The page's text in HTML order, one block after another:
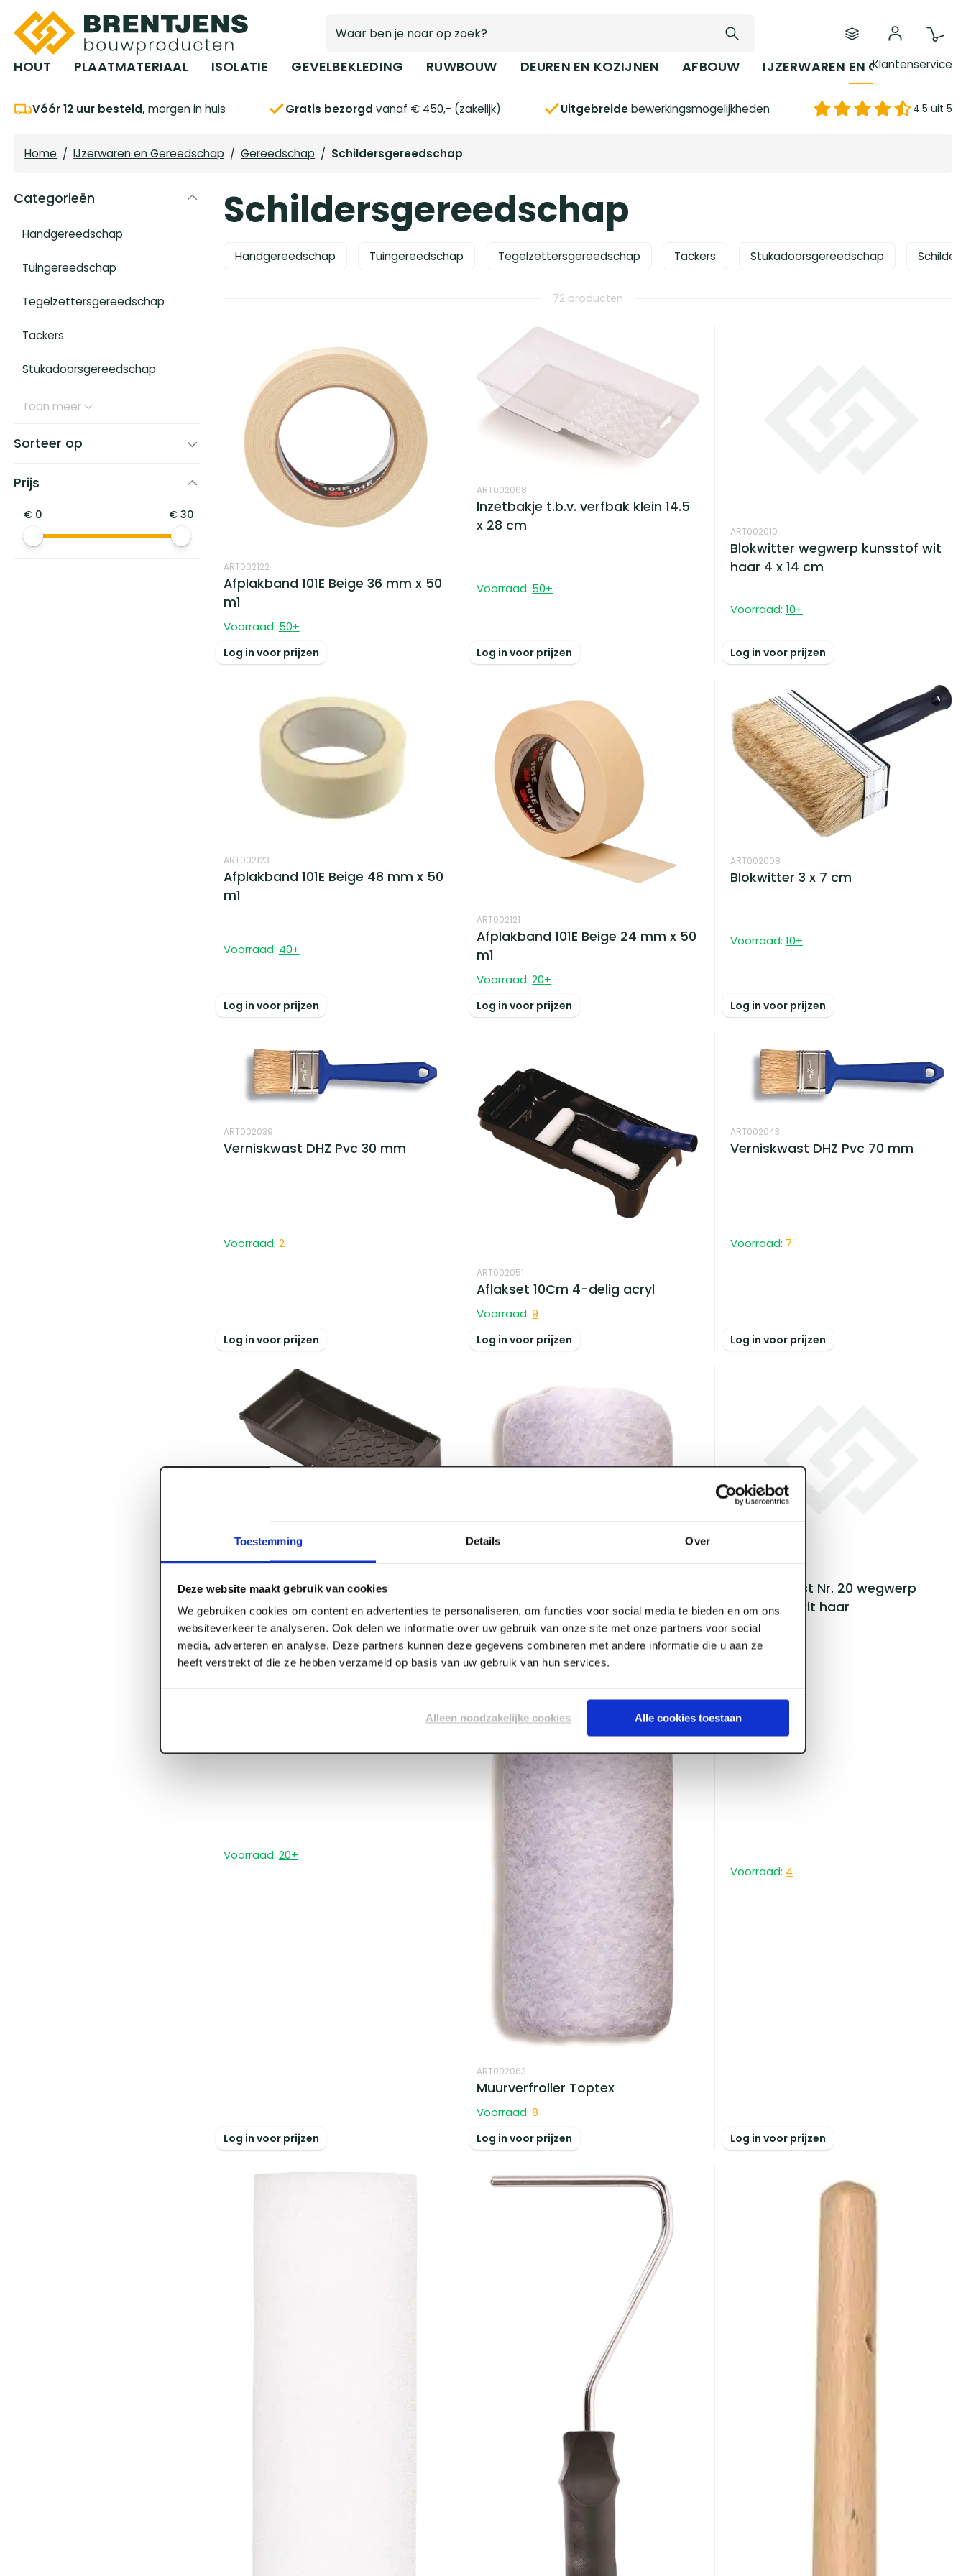
Toestemming Details Over
Deze website maakt gebruik van cookies
We gebruiken cookies om content en advertenties te personaliseren, om functies voor social media te bieden en om ons
websiteverkeer te analyseren. Ook delen we informatie over uw gebruik van onze site met onze partners voor social
media, adverteren en analyse. Deze partners kunnen deze gegevens combineren met andere informatie die u aan ze
heeft verstrekt of die ze hebben verzameld op basis van uw gebruik van hun services.
Alleen noodzakelijke cookies Alle cookies toestaan
Ga naar hoofdinhoud
HOUT PLAATMATERIAAL ISOLATIE GEVELBEKLEDING RUWBOUW DEUREN EN KOZIJNEN AFBOUW IJZERWAREN EN GEREEDSCHAP
Klantenservice
Vóór 12 uur besteld,morgen in huis Gratis bezorgd vanaf € 450,- (zakelijk) Uitgebreidebewerkingsmogelijkheden 4.5 uit 5
Home / IJzerwaren en Gereedschap / Gereedschap / Schildersgereedschap
Schildersgereedschap
Handgereedschap Tuingereedschap Tegelzettersgereedschap Tackers Stukadoorsgereedschap
72 producten
ART002122
Afplakband 101E Beige 36 mm x 50
m1
Voorraad: 50+
Log in voor prijzen
ART002068
Inzetbakje t.b.v. verfbak klein 14.5
x 28 cm
Voorraad: 50+
Log in voor prijzen
ART002010
Blokwitter wegwerp kunsstof wit
haar 4 x 14 cm
Voorraad: 10+
Log in voor prijzen
ART002123
Afplakband 101E Beige 48 mm x 50
m1
Voorraad: 40+
Log in voor prijzen
ART002121
Afplakband 101E Beige 24 mm x 50
m1
Voorraad: 20+
Log in voor prijzen
ART002008
Blokwitter 3 x 7 cm
Voorraad: 10+
Log in voor prijzen
ART002039
Verniskwast DHZ Pvc 30 mm
Voorraad: 2
Log in voor prijzen
ART002051
Aflakset 10Cm 4-delig acryl
Voorraad: 9
Log in voor prijzen
ART002043
Verniskwast DHZ Pvc 70 mm
Voorraad: 7
Log in voor prijzen
Voorraad: 20+
Log in voor prijzen
ART002063
Muurverfroller Toptex
Voorraad: 8
Log in voor prijzen
Patentkwast Nr. 20 wegwerp
kunststof wit haar
Voorraad: 4
Log in voor prijzen
Categorieën
Handgereedschap
Tuingereedschap
Tegelzettersgereedschap
Tackers
Stukadoorsgereedschap
Toon meer
Sorteer op
Prijs
€ 0 € 30